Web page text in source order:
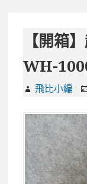
【開箱
WH-
飛比小編